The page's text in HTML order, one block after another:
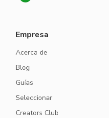
Empresa
Acerca de
Blog
Guías
Seleccionar
Creators Club